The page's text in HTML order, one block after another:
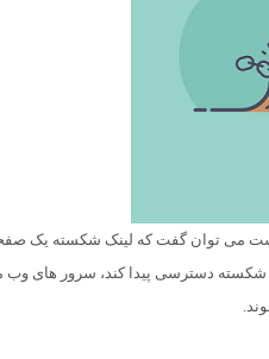
می توان گفت که لینک شکسته یک صفحه